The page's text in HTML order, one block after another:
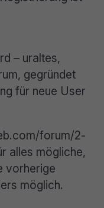
– uraltes,
gegründet
für neue User
forum/2-
alles mögliche,
vorherige
möglich.